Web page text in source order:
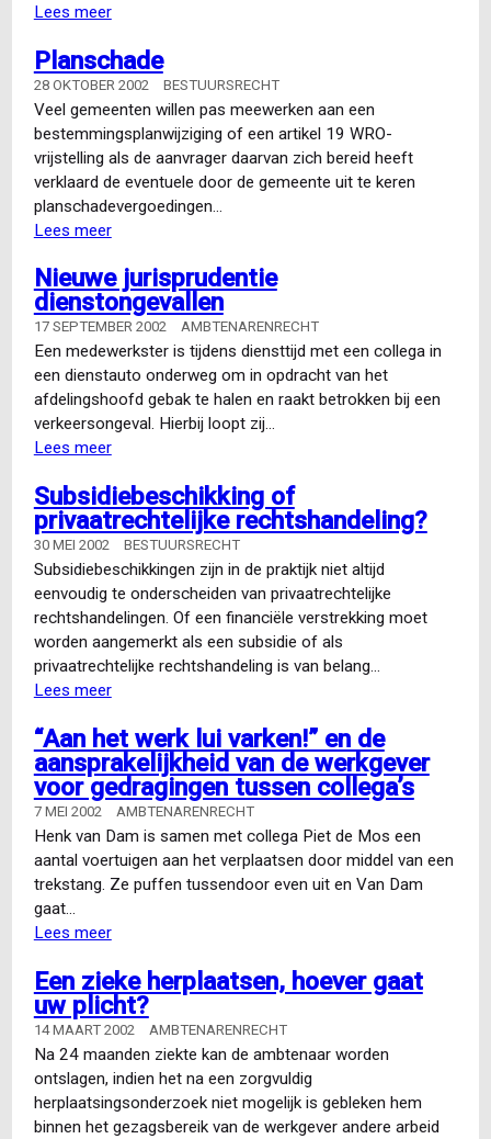
Lees meerover
die
zijn
gemaakt
in
de
bezwaarprocedure
altijd
vergoeden?
Planschade
28 OKTOBER 2002 BESTUURSRECHT
Veel gemeenten willen pas meewerken aan een
bestemmingsplanwijziging of een artikel 19 WRO-
vrijstelling als de aanvrager daarvan zich bereid heeft
verklaard de eventuele door de gemeente uit te keren
planschadevergoedingen…
Lees meerover
Nieuwe jurisprudentie
dienstongevallen
17 SEPTEMBER 2002 AMBTENARENRECHT
Een medewerkster is tijdens diensttijd met een collega in
een dienstauto onderweg om in opdracht van het
afdelingshoofd gebak te halen en raakt betrokken bij een
verkeersongeval. Hierbij loopt zij…
Lees meerover
jurisprudentie
dienstongevallen
Subsidiebeschikking of
privaatrechtelijke rechtshandeling?
30 MEI 2002 BESTUURSRECHT
Subsidiebeschikkingen zijn in de praktijk niet altijd
eenvoudig te onderscheiden van privaatrechtelijke
rechtshandelingen. Of een financiële verstrekking moet
worden aangemerkt als een subsidie of als
privaatrechtelijke rechtshandeling is van belang…
Lees meerover
of
privaatrechtelijke
rechtshandeling?
“Aan het werk lui varken!” en de
aansprakelijkheid van de werkgever
voor gedragingen tussen collega’s
7 MEI 2002 AMBTENARENRECHT
Henk van Dam is samen met collega Piet de Mos een
aantal voertuigen aan het verplaatsen door middel van een
trekstang. Ze puffen tussendoor even uit en Van Dam
gaat…
Lees meerover
het
werk
lui
varken!”
en
de
aansprakelijkheid
Een zieke herplaatsen, hoever gaat
uw plicht?
14 MAART 2002 AMBTENARENRECHT
Na 24 maanden ziekte kan de ambtenaar worden
ontslagen, indien het na een zorgvuldig
herplaatsingsonderzoek niet mogelijk is gebleken hem
binnen het gezagsbereik van de werkgever andere arbeid